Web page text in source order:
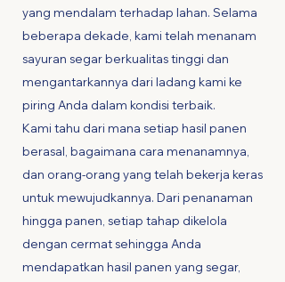
yang mendalam terhadap lahan. Selama
beberapa dekade, kami telah menanam
sayuran segar berkualitas tinggi dan
mengantarkannya dari ladang kami ke
piring Anda dalam kondisi terbaik.
Kami tahu dari mana setiap hasil panen
berasal, bagaimana cara menanamnya,
dan orang-orang yang telah bekerja keras
untuk mewujudkannya. Dari penanaman
hingga panen, setiap tahap dikelola
dengan cermat sehingga Anda
mendapatkan hasil panen yang segar,